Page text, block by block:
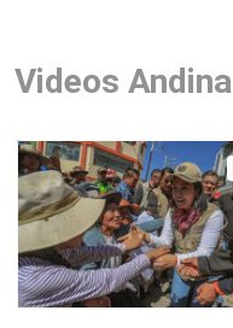
Videos Andina